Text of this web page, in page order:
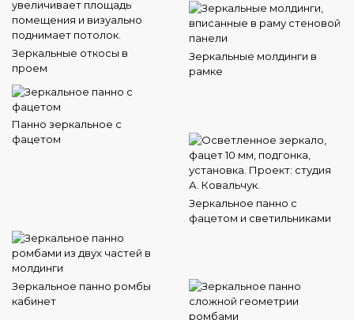
Зеркальные откосы в
проем
Зеркальные молдинги в
рамке
Панно зеркальное с
фацетом
Зеркальное панно с
фацетом и светильниками
Зеркальное панно ромбы
кабинет